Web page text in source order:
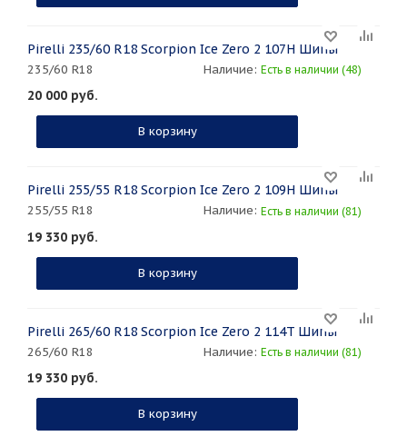
Pirelli 235/60 R18 Scorpion Ice Zero 2 107H Шипы
235/60 R18 Наличие: Есть в наличии (48)
20 000 руб.
В корзину
Pirelli 255/55 R18 Scorpion Ice Zero 2 109H Шипы
255/55 R18 Наличие: Есть в наличии (81)
19 330 руб.
В корзину
Pirelli 265/60 R18 Scorpion Ice Zero 2 114T Шипы
265/60 R18 Наличие: Есть в наличии (81)
19 330 руб.
В корзину